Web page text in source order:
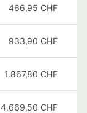
466,95 CHF
933,90 CHF
1.867,80 CHF
4.669,50 CHF